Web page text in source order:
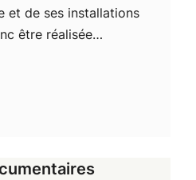
et de ses installations
être réalisée…